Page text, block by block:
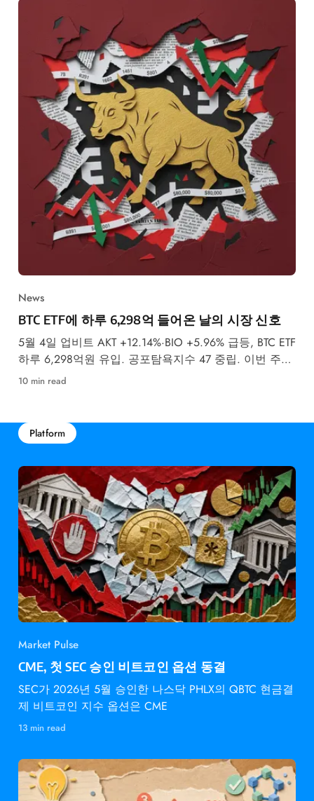
News
BTC ETF에 하루 6,298억 들어온 날의 시장 신호
5월 4일 업비트 AKT +12.14%·BIO +5.96% 급등, BTC ETF
하루 6,298억원 유입. 공포탐욕지수 47 중립. 이번 주
FOMC 금리 결정이 최대 변수입니다.
10 min read
Platform
Market Pulse
CME, 첫 SEC 승인 비트코인 옵션 동결
SEC가 2026년 5월 승인한 나스닥 PHLX의 QBTC 현금결
제 비트코인 지수 옵션은 CME
13 min read